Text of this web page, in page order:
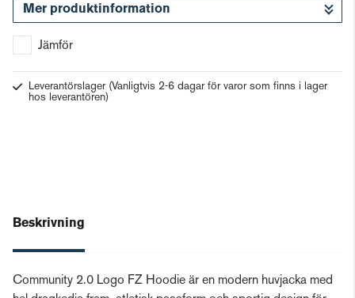
Mer produktinformation
Jämför
Leverantörslager (Vanligtvis 2-6 dagar för varor som finns i lager
hos leverantören)
Beskrivning
Community 2.0 Logo FZ Hoodie är en modern huvjacka med